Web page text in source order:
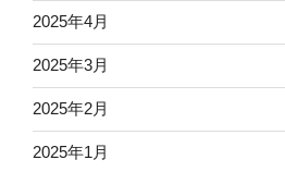
2025年4月
2025年3月
2025年2月
2025年1月